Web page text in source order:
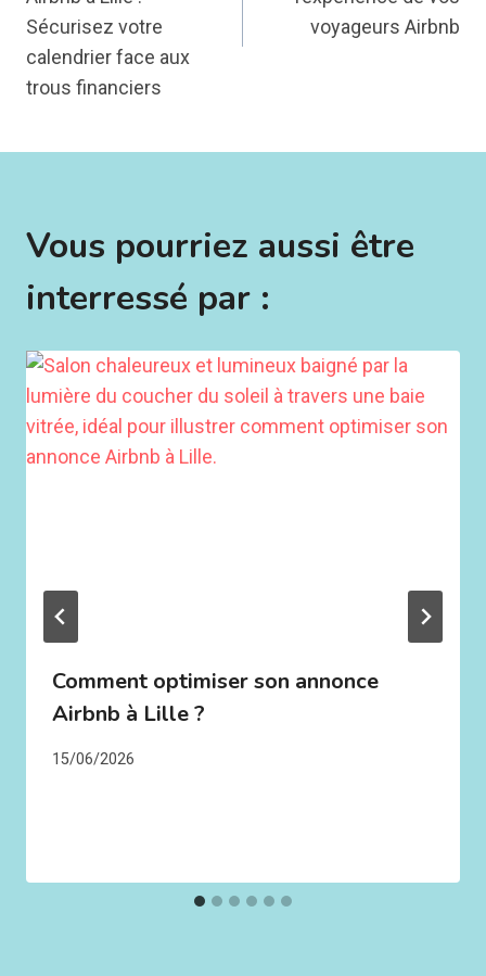
Sécurisez votre
calendrier face aux
trous financiers
voyageurs Airbnb
Vous pourriez aussi être
interressé par :
Comment optimiser son annonce
Airbnb à Lille ?
15/06/2026